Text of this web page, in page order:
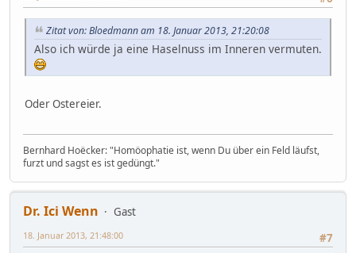
Zitat von: Bloedmann am 18. Januar 2013, 21:20:08
Also ich würde ja eine Haselnuss im Inneren vermuten.
Oder Ostereier.
Bernhard Hoëcker: "Homöophatie ist, wenn Du über ein Feld läufst,
furzt und sagst es ist gedüngt."
Dr. Ici Wenn
Gast
#7
18. Januar 2013, 21:48:00